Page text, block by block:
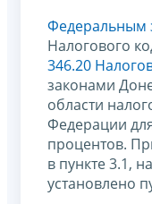
Федеральным
Налогового
346.20
законами
области
Федерации
процентов.
в пункте 3.1,
установлено